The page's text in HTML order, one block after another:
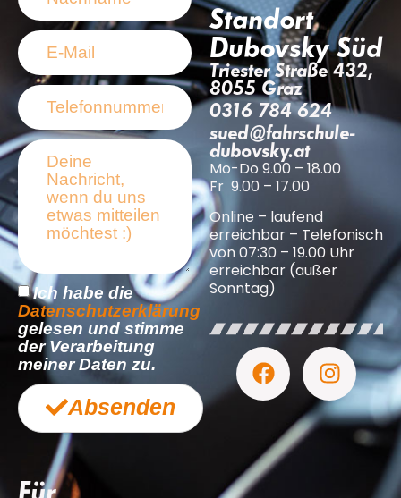
Standort
Dubovsky Süd
Triester Straße 432,
8055 Graz
0316 784 624
sued@fahrschule-
dubovsky.at
Mo-Do 9.00 – 18.00
Fr 9.00 – 17.00
Online – laufend
erreichbar – Telefonisch
von 07:30 – 19.00 Uhr
erreichbar (außer
Sonntag)
Ich habe die
Datenschutzerklärung
gelesen und stimme
der Verarbeitung
meiner Daten zu.
Absenden